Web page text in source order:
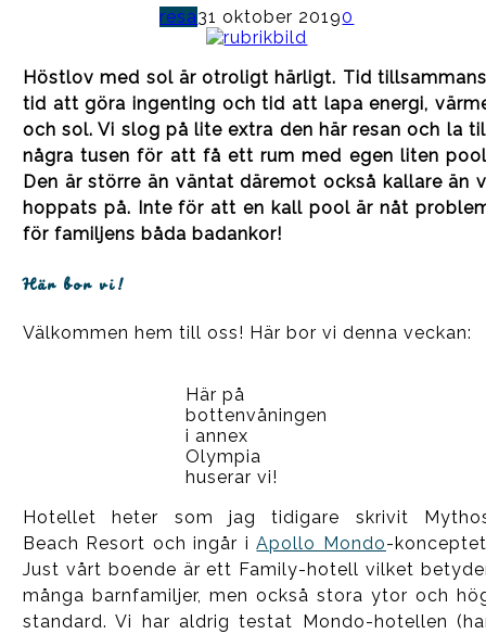
resa31 oktober 20190
Höstlov med sol är otroligt härligt. Tid
tid att göra ingenting och tid att lapa energi,
och sol. Vi slog på lite extra den här resan och la
några tusen för att få ett rum med egen liten
Den är större än väntat däremot också kallare än
hoppats på. Inte för att en kall pool är nåt
för familjens båda badankor!
Här bor vi!
Välkommen hem till oss! Här bor vi denna veckan:
Här på
bottenvåningen
i annex
Olympia
huserar vi!
Hotellet heter som jag tidigare skrivit
Beach Resort och ingår iApollo Mondo-
Just vårt boende är ett Family-hotell vilket
många barnfamiljer, men också stora ytor och
standard. Vi har aldrig testat Mondo-hotellen